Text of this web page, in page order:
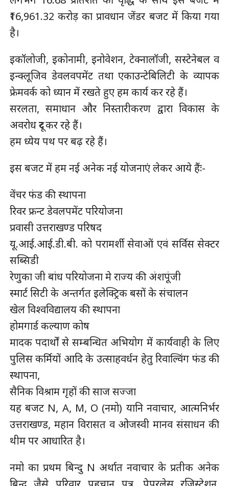
₹16,961.32 करोड़ का प्रावधान जेंडर बजट में किया गया
है।
इकॉलोजी, इकोनामी, इनोवेशन, टेक्नालॉजी, सस्टेनेबल व
इन्क्लूजिव डेवलवपमेंट तथा एकाउन्टेबिलिटी के व्यापक
फ्रेमवर्क को ध्यान में रखते हुए हम कार्य कर रहे हैं।
सरलता, समाधान और निस्तारीकरण द्वारा विकास के
अवरोध दूर कर रहे हैं।
हम ध्येय पथ पर बढ़ रहे हैं।
इस बजट में हम नई अनेक नई योजनाएं लेकर आये हैंः-
वेंचर फंड की स्थापना
रिवर फ्रन्ट डेवलपमेंट परियोजना
प्रवासी उत्तराखण्ड परिषद
यू.आई.आई.डी.बी. को परामर्शी सेवाओं एवं सर्विस सेक्टर
सब्सिडी
रेणुका जी बांध परियोजना मे राज्य की अंशपूंजी
स्मार्ट सिटी के अन्तर्गत इलेक्ट्रिक बसों के संचालन
खेल विश्वविद्यालय की स्थापना
होमगार्ड कल्याण कोष
मादक पदार्थों से सम्बन्धित अभियोग में कार्यवाही के लिए
पुलिस कर्मियों आदि के उत्साहवर्धन हेतु रिवाल्विंग फंड की
स्थापना,
सैनिक विश्राम गृहों की साज सज्जा
यह बजट N, A, M, O (नमो) यानि नवाचार, आत्मनिर्भर
उत्तराखण्ड, महान विरासत व ओजस्वी मानव संसाधन की
थीम पर आधारित है।
नमो का प्रथम बिन्दु N अर्थात नवाचार के प्रतीक अनेक